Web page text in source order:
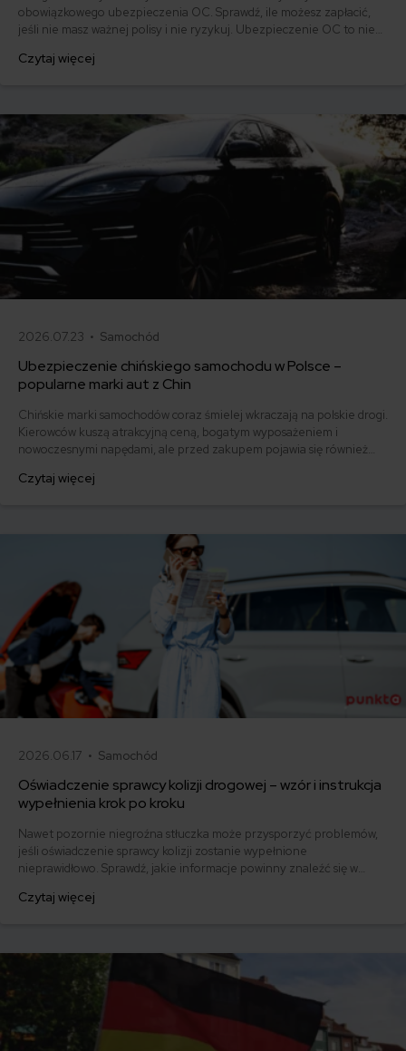
obowiązkowego ubezpieczenia OC. Sprawdź, ile możesz zapłacić,
jeśli nie masz ważnej polisy i nie ryzykuj. Ubezpieczenie OC to nie
ruchu drogowego.
Czytaj więcej
2026.07.23 • Samochód
Ubezpieczenie chińskiego samochodu w Polsce –
popularne marki aut z Chin
Chińskie marki samochodów coraz śmielej wkraczają na polskie drogi.
Kierowców kuszą atrakcyjną ceną, bogatym wyposażeniem i
nowoczesnymi napędami, ale przed zakupem pojawia się również
komunikacyjne dla marek takich jak MG, BYD, Omoda, Jaecoo i BAIC
Czytaj więcej
2026.06.17 • Samochód
Oświadczenie sprawcy kolizji drogowej – wzór i instrukcja
wypełnienia krok po kroku
Nawet pozornie niegroźna stłuczka może przysporzyć problemów,
jeśli oświadczenie sprawcy kolizji zostanie wypełnione
nieprawidłowo. Sprawdź, jakie informacje powinny znaleźć się w
Czytaj więcej